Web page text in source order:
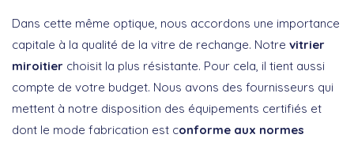
Dans cette même optique, nous accordons une importance
capitale à la qualité de la vitre de rechange. Notre vitrier
miroitier choisit la plus résistante. Pour cela, il tient aussi
compte de votre budget. Nous avons des fournisseurs qui
mettent à notre disposition des équipements certifiés et
dont le mode fabrication est conforme aux normes